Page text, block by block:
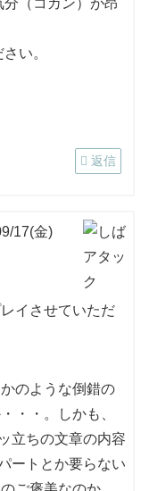
い。
返信
17(金)
イさせていただ
のような倒錯の
・・。しかも、
立ちの文章の内容
ートとか要らない